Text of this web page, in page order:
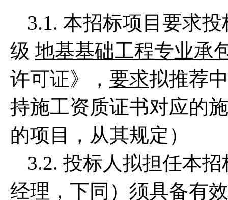
3.1. 本招标项目要求
级 地基基础工程专业承
许可证》， 要求拟推荐
持施工资质证书对应的
的项目，从其规定）
3.2. 投标人拟担任本
经理，下同）须具备有